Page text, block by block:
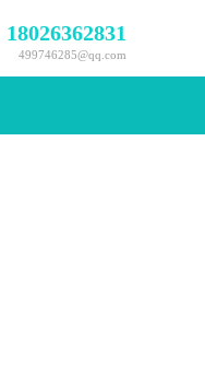
18026362831
499746285@qq.com